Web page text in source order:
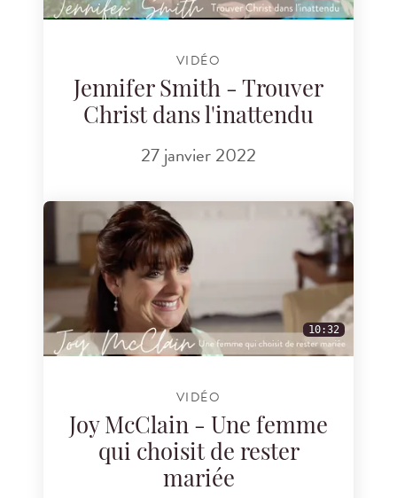
VIDÉO
Jennifer Smith - Trouver
Christ dans l'inattendu
27 janvier 2022
10:32
VIDÉO
Joy McClain - Une femme
qui choisit de rester
mariée